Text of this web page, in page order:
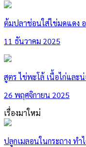
ต้มปลาช่อนใส่ไข่มดแดง
11 ธันวาคม 2025
สูตร ไข่พะโล้ เนื้อไก่แล
26 พฤศจิกายน 2025
เรื่องมาใหม่
ปลูกเมลอนในกระถาง ท